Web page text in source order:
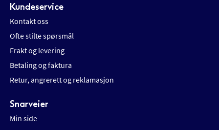
Kundeservice
Kontakt oss
Ofte stilte spørsmål
Frakt og levering
Betaling og faktura
Retur, angrerett og reklamasjon
Snarveier
Min side